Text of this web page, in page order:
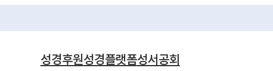
성경후원성경플랫폼성서공회